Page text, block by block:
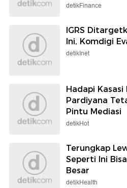
detikFinance
IGRS
Ini, Komdigi
detikInet
Hadapi Kasasi
Pardiyana
Pintu Mediasi
detikHot
Terungkap
Seperti Ini
Besar
detikHealth